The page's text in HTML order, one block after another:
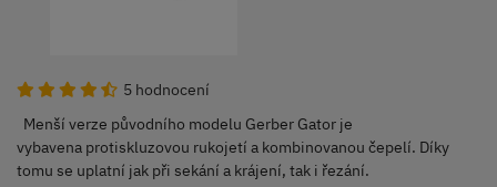
5 hodnocení
Menší verze původního modelu Gerber Gator je
vybavena protiskluzovou rukojetí a kombinovanou čepelí. Díky
tomu se uplatní jak při sekání a krájení, tak i řezání.